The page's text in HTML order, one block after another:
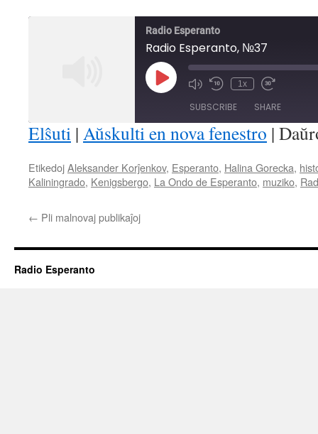
Radio Esperanto
Radio Esperanto, №37
Play
Episode Mute/Unmute
Rewind
Seconds
1x
Fast
30
seconds
SUBSCRIBE SHARE
RSS FEED
LINK
EMBED
Elŝuti | Aŭskulti en nova fenestro |
EtikedojAleksander Korĵenkov, Esperanto, Halina Gorecka,
Kaliningrado, Kenigsbergo, La Ondo de Esperanto, muziko,
← Pli malnovaj publikaĵoj
Radio Esperanto